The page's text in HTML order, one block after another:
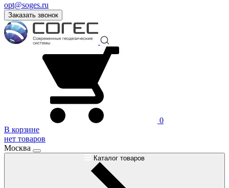
opt@soges.ru
Заказать звонок
0
В корзине
нет товаров
Москва
Каталог товаров